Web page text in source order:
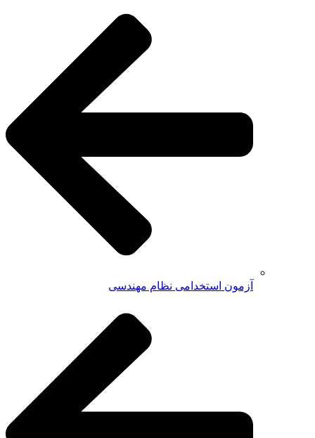
آزمون استخدامی نظام مهندسی